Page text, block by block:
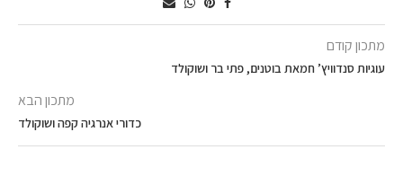
מתכון קודם
עוגיות סנדוויץ’ חמאת בוטנים, פתי בר ושוקולד
מתכון הבא
כדורי אנרגיה קפה ושוקולד